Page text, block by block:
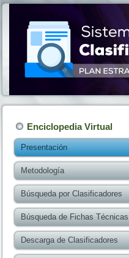
Enciclopedia Virtual
Presentación
Metodología
Búsqueda por Clasificadores
Búsqueda de Fichas Técnicas
Descarga de Clasificadores